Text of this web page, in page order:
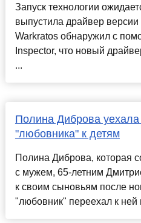
Запуск технологии
выпустила драйвер
Warkratos обнаружил с
Inspector, что новый
...
Полина Диброва
"любовника" к детям
Полина Диброва, которая
с мужем, 65-летним
к своим сыновьям после
"любовник" переехал к ней